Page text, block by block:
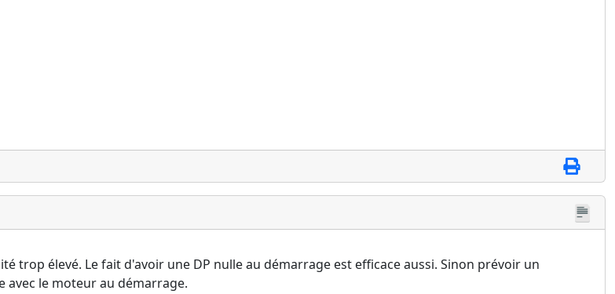
trop élevé. Le fait d'avoir une DP nulle au démarrage est efficace aussi. Sinon prévoir un
avec le moteur au démarrage.